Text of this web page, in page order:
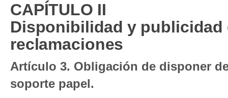
CAPÍTULO II
Disponibilidad y publicidad
reclamaciones
Artículo 3. Obligación de disponer
soporte papel.